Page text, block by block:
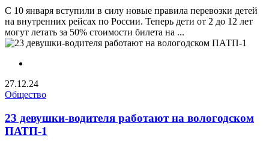
С 10 января вступили в силу новые правила перевозки детей
на внутренних рейсах по России. Теперь дети от 2 до 12 лет
могут летать за 50% стоимости билета на ...
27.12.24
Общество
23 девушки-водителя работают на вологодском
ПАТП-1